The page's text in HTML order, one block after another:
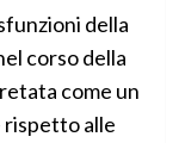
della
corso della
come un
rispetto alle